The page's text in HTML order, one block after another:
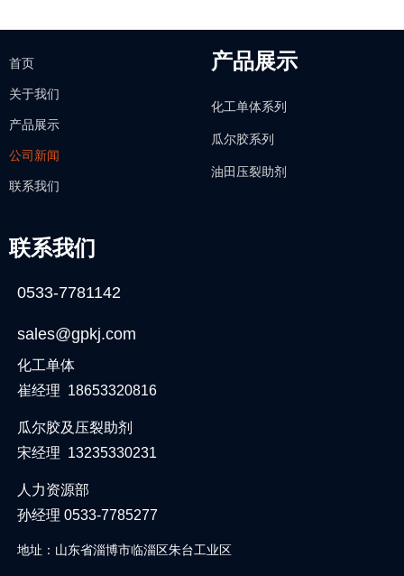
首页
关于我们
产品展示
公司新闻
联系我们
产品展示
化工单体系列
瓜尔胶系列
油田压裂助剂
联系我们
0533-7781142
sales@gpkj.com
化工单体
崔经理 18653320816
瓜尔胶及压裂助剂
宋经理 13235330231
人力资源部
孙经理 0533-7785277
地址：山东省淄博市临淄区朱台工业区